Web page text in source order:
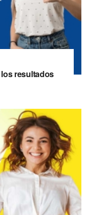
resultados